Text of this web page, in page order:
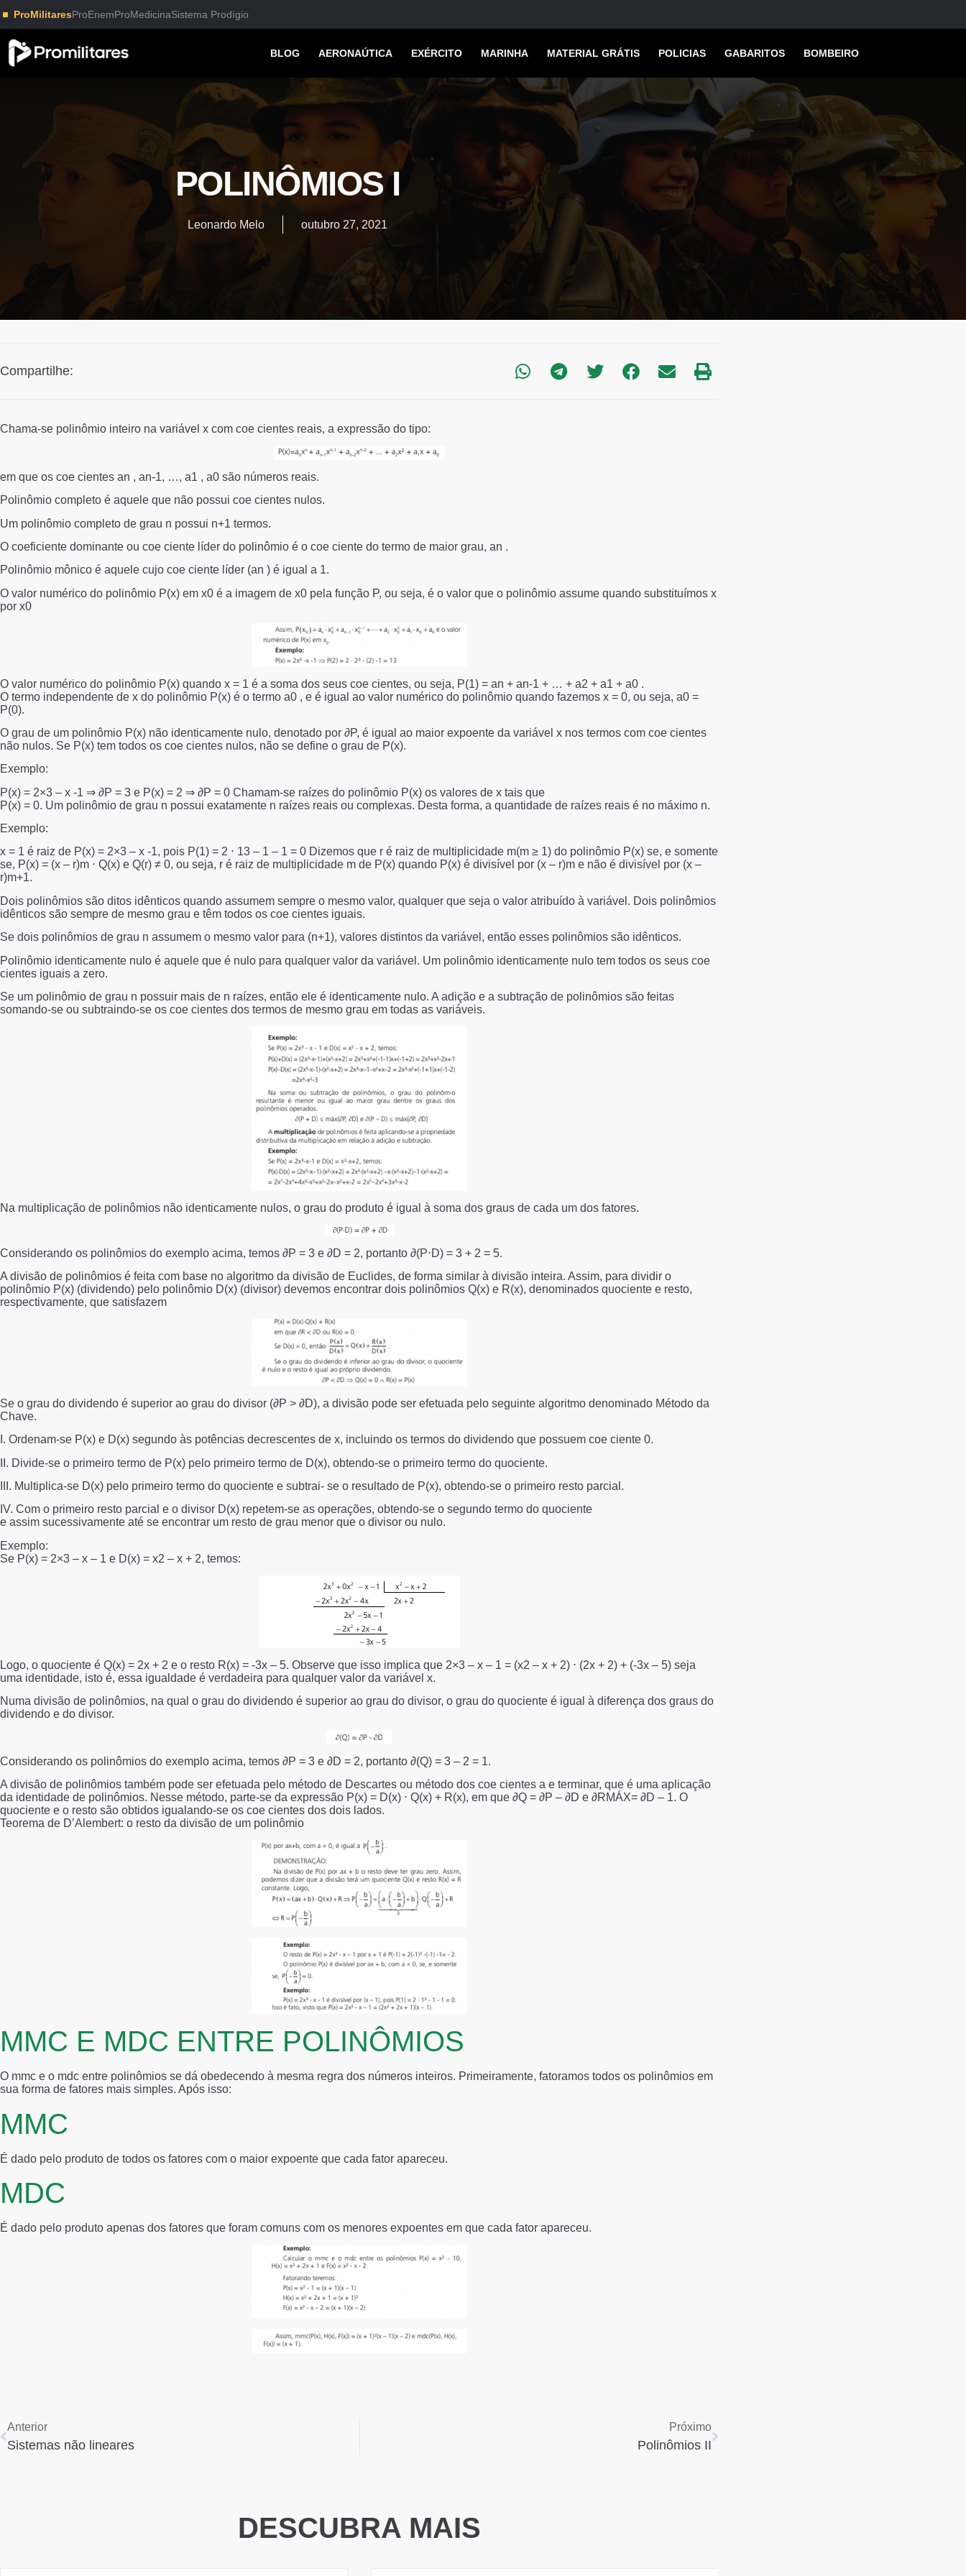
ProMilitaresProEnemProMedicinaSistema Prodígio
BLOG AERONAÚTICA EXÉRCITO MARINHA MATERIAL GRÁTIS POLICIAS GABARITOS BOMBEIRO
POLINÔMIOS I
Leonardo Melo outubro 27, 2021
Compartilhe:
Chama-se polinômio inteiro na variável x com coe cientes reais, a expressão do tipo:
em que os coe cientes an , an-1, …, a1 , a0 são números reais.
Polinômio completo é aquele que não possui coe cientes nulos.
Um polinômio completo de grau n possui n+1 termos.
O coeficiente dominante ou coe ciente líder do polinômio é o coe ciente do termo de maior grau, an .
Polinômio mônico é aquele cujo coe ciente líder (an ) é igual a 1.
O valor numérico do polinômio P(x) em x0 é a imagem de x0 pela função P, ou seja, é o valor que o polinômio assume quando substituímos x
por x0
O valor numérico do polinômio P(x) quando x = 1 é a soma dos seus coe cientes, ou seja, P(1) = an + an-1 + … + a2 + a1 + a0 .
O termo independente de x do polinômio P(x) é o termo a0 , e é igual ao valor numérico do polinômio quando fazemos x = 0, ou seja, a0 =
P(0).
O grau de um polinômio P(x) não identicamente nulo, denotado por ∂P, é igual ao maior expoente da variável x nos termos com coe cientes
não nulos. Se P(x) tem todos os coe cientes nulos, não se define o grau de P(x).
Exemplo:
P(x) = 2×3 – x -1 ⇒ ∂P = 3 e P(x) = 2 ⇒ ∂P = 0 Chamam-se raízes do polinômio P(x) os valores de x tais que
P(x) = 0. Um polinômio de grau n possui exatamente n raízes reais ou complexas. Desta forma, a quantidade de raízes reais é no máximo n.
Exemplo:
x = 1 é raiz de P(x) = 2×3 – x -1, pois P(1) = 2 ⋅ 13 – 1 – 1 = 0 Dizemos que r é raiz de multiplicidade m(m ≥ 1) do polinômio P(x) se, e somente
se, P(x) = (x – r)m ⋅ Q(x) e Q(r) ≠ 0, ou seja, r é raiz de multiplicidade m de P(x) quando P(x) é divisível por (x – r)m e não é divisível por (x –
r)m+1.
Dois polinômios são ditos idênticos quando assumem sempre o mesmo valor, qualquer que seja o valor atribuído à variável. Dois polinômios
idênticos são sempre de mesmo grau e têm todos os coe cientes iguais.
Se dois polinômios de grau n assumem o mesmo valor para (n+1), valores distintos da variável, então esses polinômios são idênticos.
Polinômio identicamente nulo é aquele que é nulo para qualquer valor da variável. Um polinômio identicamente nulo tem todos os seus coe
cientes iguais a zero.
Se um polinômio de grau n possuir mais de n raízes, então ele é identicamente nulo. A adição e a subtração de polinômios são feitas
somando-se ou subtraindo-se os coe cientes dos termos de mesmo grau em todas as variáveis.
Na multiplicação de polinômios não identicamente nulos, o grau do produto é igual à soma dos graus de cada um dos fatores.
Considerando os polinômios do exemplo acima, temos ∂P = 3 e ∂D = 2, portanto ∂(P⋅D) = 3 + 2 = 5.
A divisão de polinômios é feita com base no algoritmo da divisão de Euclides, de forma similar à divisão inteira. Assim, para dividir o
polinômio P(x) (dividendo) pelo polinômio D(x) (divisor) devemos encontrar dois polinômios Q(x) e R(x), denominados quociente e resto,
respectivamente, que satisfazem
Se o grau do dividendo é superior ao grau do divisor (∂P > ∂D), a divisão pode ser efetuada pelo seguinte algoritmo denominado Método da
Chave.
I. Ordenam-se P(x) e D(x) segundo às potências decrescentes de x, incluindo os termos do dividendo que possuem coe ciente 0.
II. Divide-se o primeiro termo de P(x) pelo primeiro termo de D(x), obtendo-se o primeiro termo do quociente.
III. Multiplica-se D(x) pelo primeiro termo do quociente e subtrai- se o resultado de P(x), obtendo-se o primeiro resto parcial.
IV. Com o primeiro resto parcial e o divisor D(x) repetem-se as operações, obtendo-se o segundo termo do quociente
e assim sucessivamente até se encontrar um resto de grau menor que o divisor ou nulo.
Exemplo:
Se P(x) = 2×3 – x – 1 e D(x) = x2 – x + 2, temos:
Logo, o quociente é Q(x) = 2x + 2 e o resto R(x) = -3x – 5. Observe que isso implica que 2×3 – x – 1 = (x2 – x + 2) ⋅ (2x + 2) + (-3x – 5) seja
uma identidade, isto é, essa igualdade é verdadeira para qualquer valor da variável x.
Numa divisão de polinômios, na qual o grau do dividendo é superior ao grau do divisor, o grau do quociente é igual à diferença dos graus do
dividendo e do divisor.
Considerando os polinômios do exemplo acima, temos ∂P = 3 e ∂D = 2, portanto ∂(Q) = 3 – 2 = 1.
A divisão de polinômios também pode ser efetuada pelo método de Descartes ou método dos coe cientes a e terminar, que é uma aplicação
da identidade de polinômios. Nesse método, parte-se da expressão P(x) = D(x) ⋅ Q(x) + R(x), em que ∂Q = ∂P – ∂D e ∂RMÁX= ∂D – 1. O
quociente e o resto são obtidos igualando-se os coe cientes dos dois lados.
Teorema de D’Alembert: o resto da divisão de um polinômio
MMC E MDC ENTRE POLINÔMIOS
O mmc e o mdc entre polinômios se dá obedecendo à mesma regra dos números inteiros. Primeiramente, fatoramos todos os polinômios em
sua forma de fatores mais simples. Após isso:
MMC
É dado pelo produto de todos os fatores com o maior expoente que cada fator apareceu.
MDC
É dado pelo produto apenas dos fatores que foram comuns com os menores expoentes em que cada fator apareceu.
Anterior
Sistemas não lineares
Próximo
Polinômios II
DESCUBRA MAIS